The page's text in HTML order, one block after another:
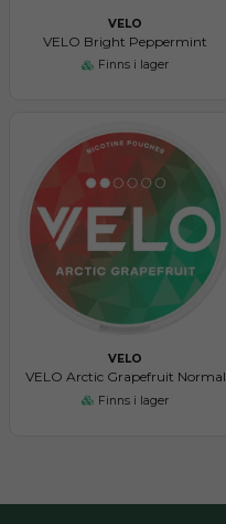
VELO
VELO Bright Peppermint
Finns i lager
VELO
VELO Arctic Grapefruit Normal
Finns i lager